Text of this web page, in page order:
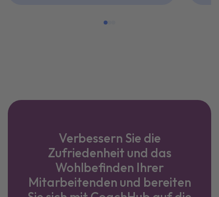
Verbessern Sie die
Zufriedenheit und das
Wohlbefinden Ihrer
Mitarbeitenden und bereiten